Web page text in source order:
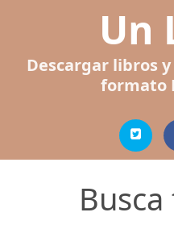
Un
Descargar libros
formato